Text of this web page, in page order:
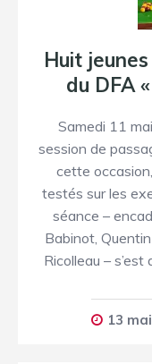
Huit
du DFA
Samedi 11
session de
cette
testés sur les
séance –
Babinot,
Ricolleau –
13